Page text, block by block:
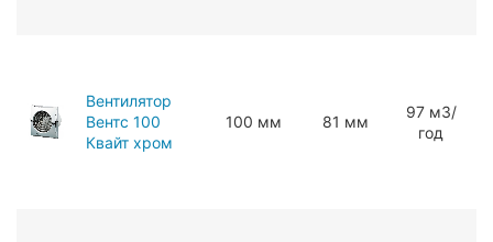
Вентилятор
Вентс 100
Квайт хром
100 мм 81 мм
97 мЗ/
год